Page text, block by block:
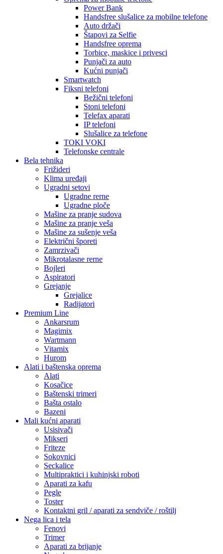
Power Bank
Handsfree slušalice za mobilne telefone
Auto držači
Štapovi za Selfie
Handsfree oprema
Torbice, maskice i privesci
Punjači za auto
Kućni punjači
Smartwatch
Fiksni telefoni
Bežični telefoni
Stoni telefoni
Telefax aparati
IP telefoni
Slušalice za telefone
TOKI VOKI
Telefonske centrale
Bela tehnika
Frižideri
Klima uređaji
Ugradni setovi
Ugradne rerne
Ugradne ploče
Mašine za pranje sudova
Mašine za pranje veša
Mašine za sušenje veša
Električni šporeti
Zamrzivači
Mikrotalasne rerne
Bojleri
Aspiratori
Grejanje
Grejalice
Radijatori
Premium Line
Ankarsrum
Magimix
Wartmann
Vitamix
Hurom
Alati i baštenska oprema
Alati
Kosačice
Baštenski trimeri
Bašta ostalo
Bazeni
Mali kućni aparati
Usisivači
Mikseri
Friteze
Sokovnici
Seckalice
Multipraktici i kuhinjski roboti
Aparati za kafu
Pegle
Toster
Kontaktni gril / aparati za sendviče / roštilj
Nega lica i tela
Fenovi
Trimer
Aparati za brijanje